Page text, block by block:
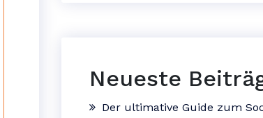
Neueste
Der ultimative Guide zum